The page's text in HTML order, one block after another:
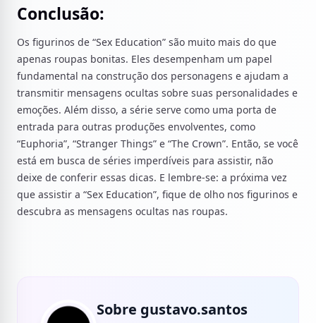
Conclusão:
Os figurinos de “Sex Education” são muito mais do que
apenas roupas bonitas. Eles desempenham um papel
fundamental na construção dos personagens e ajudam a
transmitir mensagens ocultas sobre suas personalidades e
emoções. Além disso, a série serve como uma porta de
entrada para outras produções envolventes, como
“Euphoria”, “Stranger Things” e “The Crown”. Então, se você
está em busca de séries imperdíveis para assistir, não
deixe de conferir essas dicas. E lembre-se: a próxima vez
que assistir a “Sex Education”, fique de olho nos figurinos e
descubra as mensagens ocultas nas roupas.
Sobre gustavo.santos